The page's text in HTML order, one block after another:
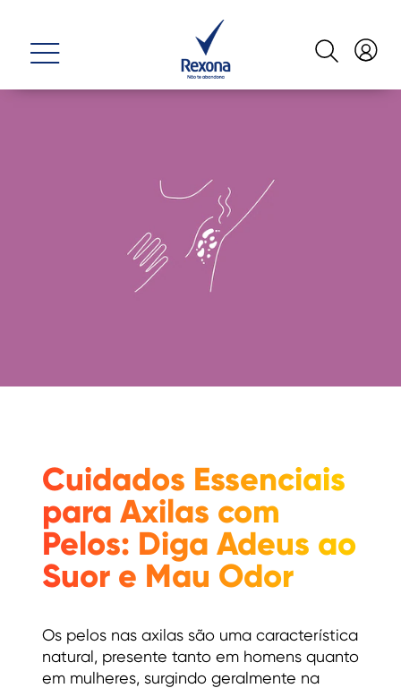
Cuidados Essenciais
para Axilas com
Pelos: Diga Adeus ao
Suor e Mau Odor
Os pelos nas axilas são uma característica
natural, presente tanto em homens quanto
em mulheres, surgindo geralmente na